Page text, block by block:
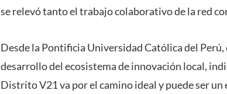
se relevó tanto el trabajo colaborativo de la red
Desde la Pontificia Universidad Católica del
desarrollo del ecosistema de innovación local,
Distrito V21 va por el camino ideal y puede ser un